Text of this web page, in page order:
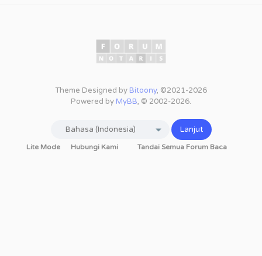
Theme Designed by Bitoony, ©2021-2026
Powered by MyBB, © 2002-2026.
Lite Mode Hubungi Kami Tandai Semua Forum Baca